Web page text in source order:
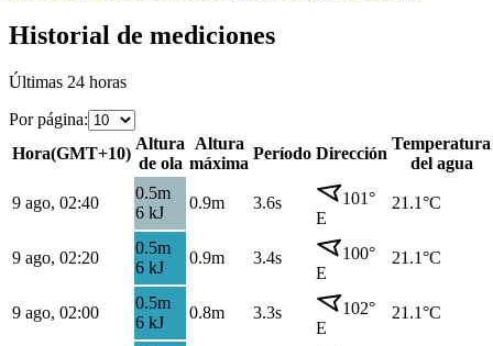
Historial de mediciones
Últimas 24 horas
Por página:
Hora(GMT+10)
Altura
de ola
Altura
máxima
Período Dirección
Temperatura
del agua
9 ago, 02:40
0.5m
6 kJ
0.9m 3.6s 101°
E
21.1°C
9 ago, 02:20
0.5m
6 kJ
0.9m 3.4s 100°
E
21.1°C
9 ago, 02:00
0.5m
6 kJ
0.8m 3.3s 102°
E
21.1°C